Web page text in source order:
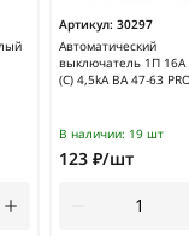
Артикул: 30297
Автоматический
выключатель 1П 16А
(C) 4,5kA ВА 47-63
В наличии: 19 шт
123 ₽/шт